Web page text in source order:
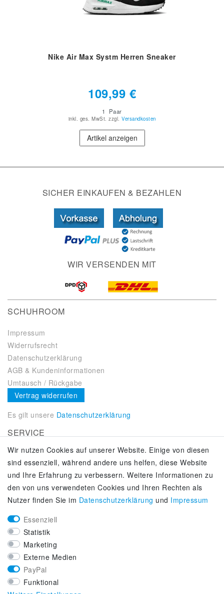
Nike Air Max Systm Herren Sneaker
109,99 €
1 Paar
inkl. ges. MwSt. zzgl. Versandkosten
Artikel anzeigen
SICHER EINKAUFEN & BEZAHLEN
WIR VERSENDEN MIT
SCHUHROOM
Impressum
Widerrufsrecht
Datenschutzerklärung
AGB & Kundeninformationen
Umtausch / Rückgabe
Vertrag widerrufen
Es gilt unsere Datenschutzerklärung
SERVICE
Kontakt
Zahlung & Versand
Über uns
Selbstabholung
Adiletten online kaufen
KUNDENSERVICE
Lifestyle & Fashion Sneaker Fachhandel
Top-Sneaker Modelle ausgewählter Marken
Kostenloser Versand ab 40 € deutschlandweit
Kostenloser Rückversand deutschlandweit
Wir nutzen Cookies auf unserer Website. Einige von diesen
sind essenziell, während andere uns helfen, diese Website
und Ihre Erfahrung zu verbessern. Weitere Informationen zu
den von uns verwendeten Cookies und Ihren Rechten als
Nutzer finden Sie im Daten­schutz­erklärung und Impressum
Essenziell
Statistik
Marketing
Externe Medien
PayPal
Funktional